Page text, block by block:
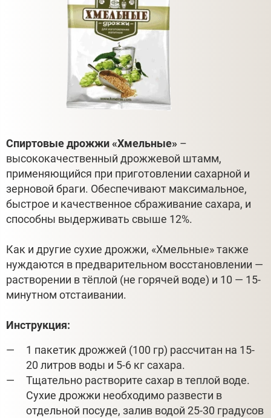
Спиртовые дрожжи «Хмельные» –
высококачественный дрожжевой штамм,
применяющийся при приготовлении сахарной и
зерновой браги. Обеспечивают максимальное,
быстрое и качественное сбраживание сахара, и
способны выдерживать свыше 12%.
Как и другие сухие дрожжи, «Хмельные» также
нуждаются в предварительном восстановлении —
растворении в тёплой (не горячей воде) и 10 — 15-
минутном отстаивании.
Инструкция:
1 пакетик дрожжей (100 гр) рассчитан на 15-
20 литров воды и 5-6 кг сахара.
Тщательно растворите сахар в теплой воде.
Сухие дрожжи необходимо развести в
отдельной посуде, залив водой 25-30 градусов